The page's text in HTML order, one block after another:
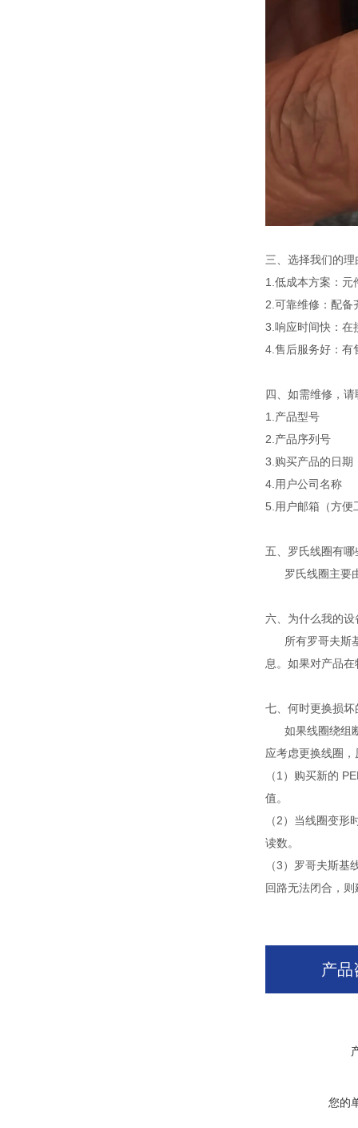
三、选择我们的理
1.低成本方案：元
2.可靠维修：配备
3.响应时间快：在
4.售后服务好：有
四、如需维修，
1.产品型号
2.产品序列号
3.购买产品的日期
4.用户公司名称
5.用户邮箱（方便
五、罗氏线圈有
罗氏线圈主要
六、 为什么我的
所有罗哥夫斯
息。如果对产品
七、何时更换损坏
如果线圈绕组
应考虑更换线圈
（1）购买新的
值。
（2）当线圈变
读数。
（3）罗哥夫斯
回路无法闭合，
产品
您的